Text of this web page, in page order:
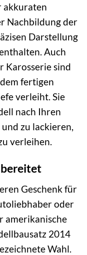
akkuraten
Nachbildung der
Darstellung
Auch
Karosserie sind
fertigen
verleiht. Sie
nach Ihren
zu lackieren,
verleihen.
bereitet
Geschenk für
oder
amerikanische
2014
Wahl.